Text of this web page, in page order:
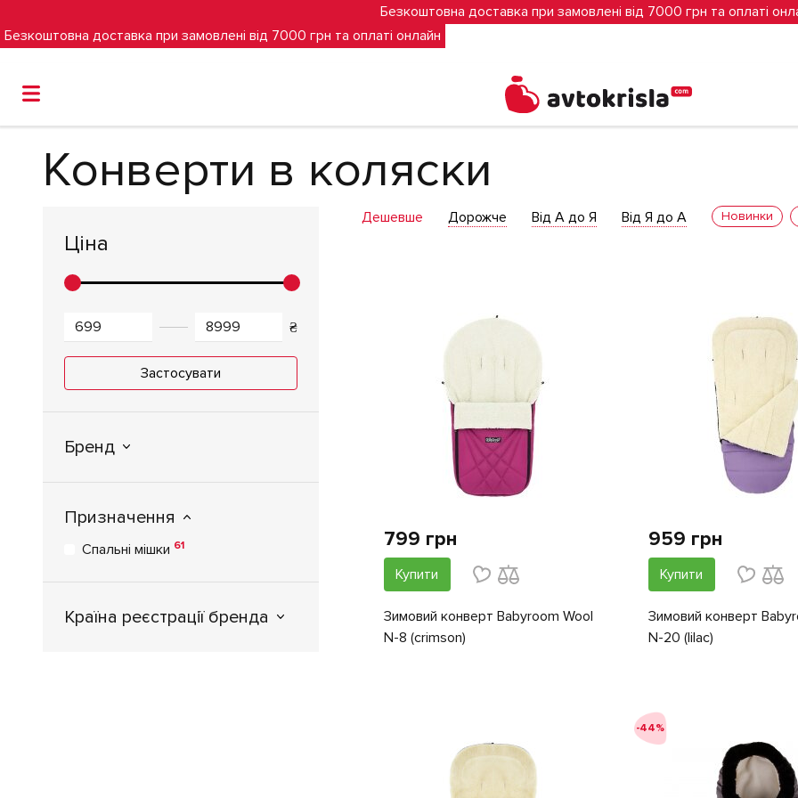
Безкоштовна доставка при замовлені від 7000 грн та оплаті
Безкоштовна доставка при замовлені від 7000 грн та оплаті онлайн
Конверти в коляски
Ціна
₴
Застосувати
Бренд
Призначення
Спальні мішки 61
Країна реєстрації бренда
Дешевше Дорожче Від А до Я Від Я до А Новинки
799 грн
Купити
Зимовий конверт Babyroom Wool
N-8 (crimson)
959 грн
Купити
Зимовий конверт
N-20 (lilac)
-44%